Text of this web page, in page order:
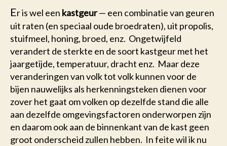
Er is wel een kastgeur— een combinatie van geuren
uit raten (en speciaal oude broedraten), uit propolis,
stuifmeel, honing, broed, enz. Ongetwijfeld
verandert de sterkte en de soort kastgeur met het
jaargetijde, temperatuur, dracht enz. Maar deze
veranderingen van volk tot volk kunnen voor de
bijen nauwelijks als herkenningsteken dienen voor
zover het gaat om volken op dezelfde stand die alle
aan dezelfde omgevingsfactoren onderworpen zijn
en daarom ook aan de binnenkant van de kast geen
groot onderscheid zullen hebben. In feite wil ik nu